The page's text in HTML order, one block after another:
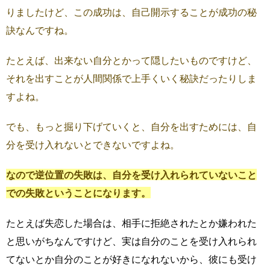
りましたけど、この成功は、自己開示することが成功の秘
訣なんですね。
たとえば、出来ない自分とかって隠したいものですけど、
それを出すことが人間関係で上手くいく秘訣だったりしま
すよね。
でも、もっと掘り下げていくと、自分を出すためには、自
分を受け入れないとできないですよね。
なので逆位置の失敗は、自分を受け入れられていないこと
での失敗ということになります。
たとえば失恋した場合は、相手に拒絶されたとか嫌われた
と思いがちなんですけど、実は自分のことを受け入れられ
てないとか自分のことが好きになれないから、彼にも受け